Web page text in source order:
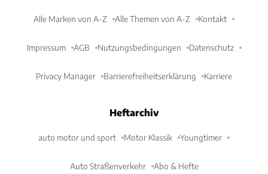
Alle Marken von A-Z Alle Themen von A-Z Kontakt
Impressum AGB Nutzungsbedingungen Datenschutz
Privacy Manager Barrierefreiheitserklärung Karriere
Heftarchiv
auto motor und sport Motor Klassik Youngtimer
Auto Straßenverkehr Abo & Hefte